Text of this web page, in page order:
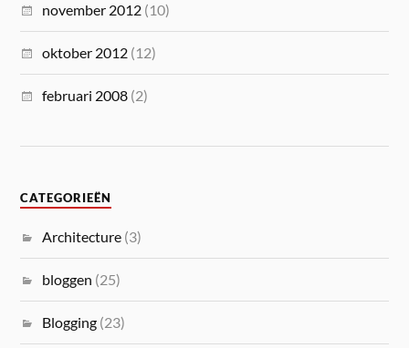
november 2012 (10)
oktober 2012 (12)
februari 2008 (2)
CATEGORIEËN
Architecture (3)
bloggen (25)
Blogging (23)